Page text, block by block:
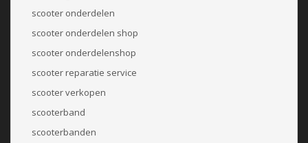
scooter onderdelen
scooter onderdelen shop
scooter onderdelenshop
scooter reparatie service
scooter verkopen
scooterband
scooterbanden